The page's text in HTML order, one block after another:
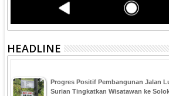
HEADLINE
Progres Positif Pembangunan Jalan
Surian Tingkatkan Wisatawan ke